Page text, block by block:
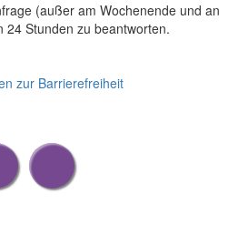
(außer am Wochenende und an
24 Stunden zu beantworten.
zur Barrierefreiheit